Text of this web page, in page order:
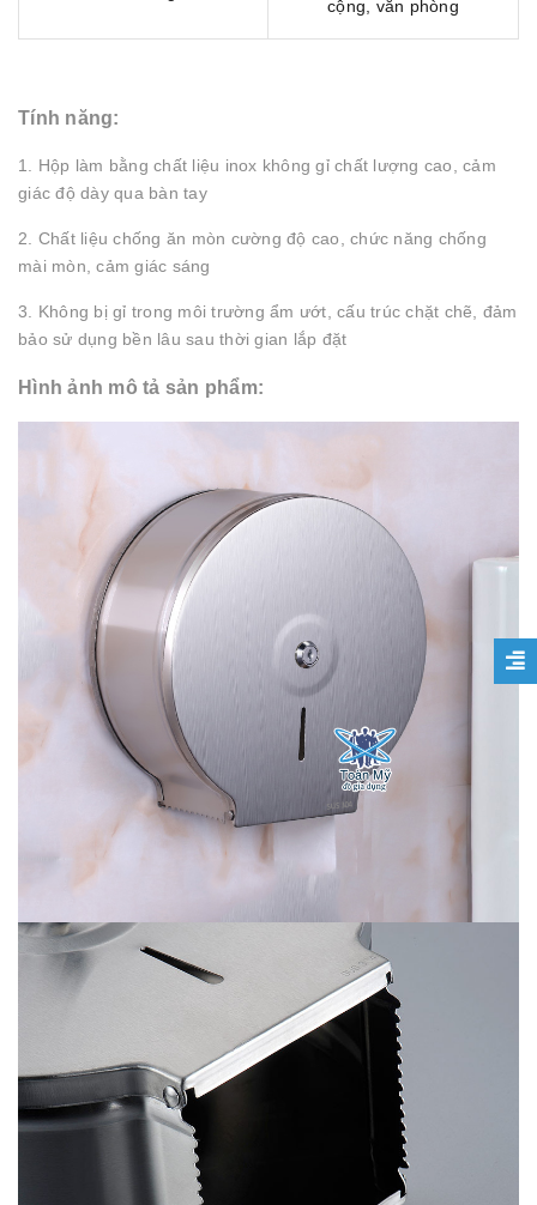
cộng, văn phòng
Tính năng:
1. Hộp làm bằng chất liệu inox không gỉ chất lượng cao, cảm
giác độ dày qua bàn tay
2. Chất liệu chống ăn mòn cường độ cao, chức năng chống
mài mòn, cảm giác sáng
3. Không bị gỉ trong môi trường ẩm ướt, cấu trúc chặt chẽ, đảm
bảo sử dụng bền lâu sau thời gian lắp đặt
Hình ảnh mô tả sản phẩm: